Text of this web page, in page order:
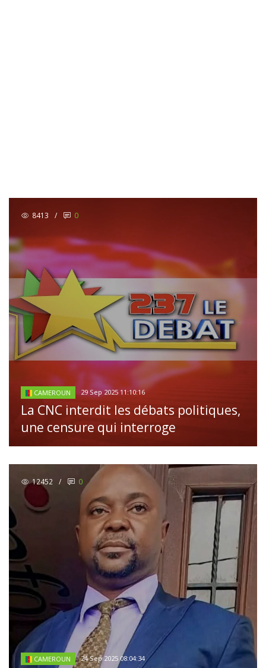
8413 / 0
CAMEROUN 29 Sep 2025 11:10:16
La CNC interdit les débats politiques,
une censure qui interroge
12452 / 0
CAMEROUN 24 Sep 2025 08:04:34